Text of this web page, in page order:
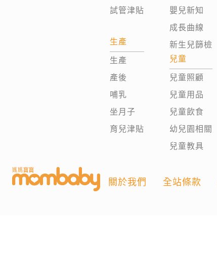
試管津貼
生產
生產
產後
哺乳
坐月子
育兒津貼
嬰兒新知
成長曲線
新生兒篩檢
兒童
兒童照顧
兒童用品
兒童飲食
幼兒園相關
兒童教具
關於我們 全站條款